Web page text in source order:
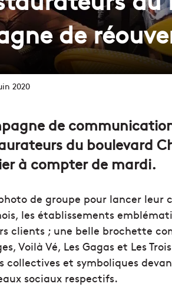
de
2020
de
du boulevard
à compter de mardi.
de groupe pour lancer leur
les établissements
clients ; une belle brochette
Voilà Vé, Les Gagas et Les
collectives et symboliques
sociaux respectifs.